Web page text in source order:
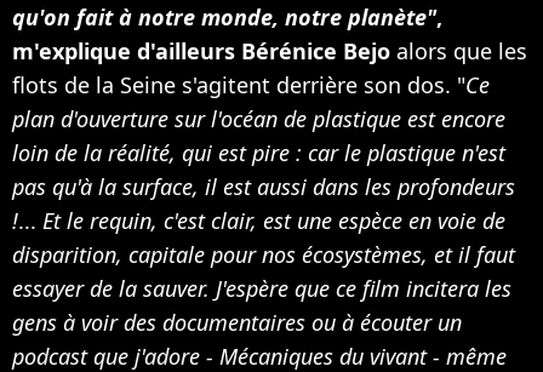
qu'on fait à notre monde, notre planète",
m'explique d'ailleurs Bérénice Bejo alors que les
flots de la Seine s'agitent derrière son dos. "Ce
plan d'ouverture sur l'océan de plastique est encore
loin de la réalité, qui est pire : car le plastique n'est
pas qu'à la surface, il est aussi dans les profondeurs
!... Et le requin, c'est clair, est une espèce en voie de
disparition, capitale pour nos écosystèmes, et il faut
essayer de la sauver. J'espère que ce film incitera les
gens à voir des documentaires ou à écouter un
podcast que j'adore - Mécaniques du vivant - même